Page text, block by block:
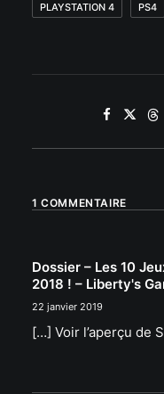
PLAYSTATION 4 PS4
1 COMMENTAIRE
Dossier – Les 10
2018 ! – Liberty's
22 janvier 2019
[…] Voir l’aperçu de